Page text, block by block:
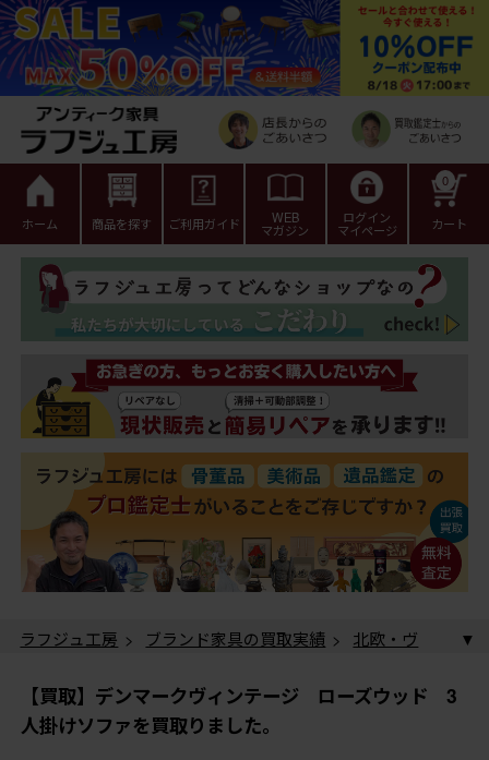
ホーム 商品を探す ご利用ガイド WEB
マガジン
ログイン
マイページ カート
0
ラフジュ工房 > ブランド家具の買取実績 >
北欧・ヴ
ンテージ ローズウッド 3人掛けソファを買取りまし
た。
【買取】デンマークヴィンテージ ローズウッド 3
人掛けソファを買取りました。